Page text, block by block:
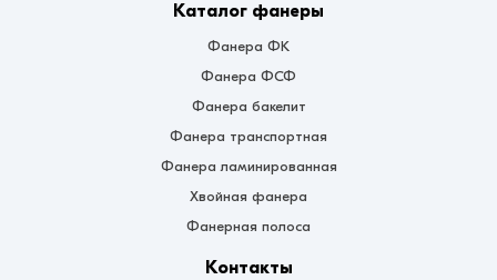
Каталог фанеры
Фанера ФК
Фанера ФСФ
Фанера бакелит
Фанера транспортная
Фанера ламинированная
Хвойная фанера
Фанерная полоса
Контакты